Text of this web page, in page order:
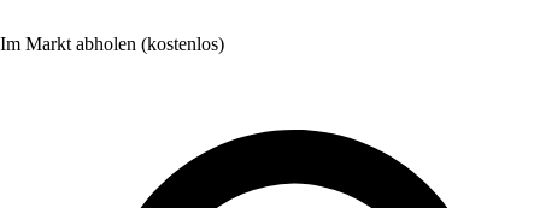
Im Markt abholen (kostenlos)